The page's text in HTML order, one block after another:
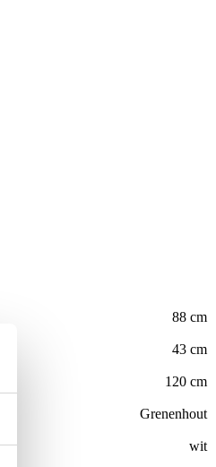
88 cm
43 cm
120 cm
Grenenhout
wit